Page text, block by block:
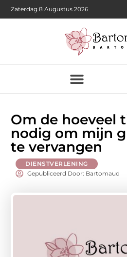
Zaterdag 8 Augustus 2026
Om de hoeveel
nodig om mijn
te vervangen
DIENSTVERLENING
Gepubliceerd Door: Bartomaud